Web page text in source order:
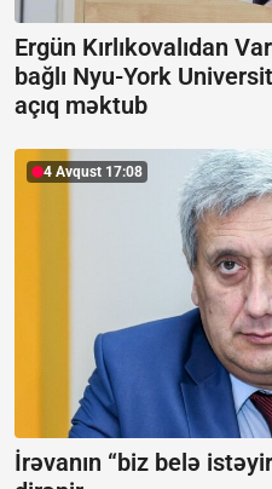
Ergün Kırlıkovalıdan
bağlı Nyu-York
açıq məktub
4 Avqust 17:08
İrəvanın “biz belə